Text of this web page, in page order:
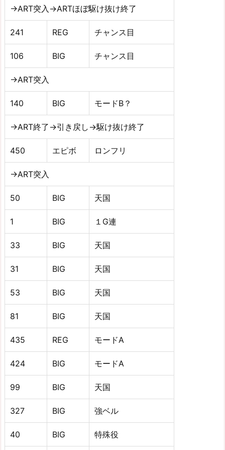
→ART突入→ARTほぼ駆け抜け終了
241 REG チャンス目
106 BIG チャンス目
→ART突入
140 BIG モードB？
→ART終了→引き戻し→駆け抜け終了
450 エピボ ロンフリ
→ART突入
50 BIG 天国
1 BIG １G連
33 BIG 天国
31 BIG 天国
53 BIG 天国
81 BIG 天国
435 REG モードA
424 BIG モードA
99 BIG 天国
327 BIG 強ベル
40 BIG 特殊役